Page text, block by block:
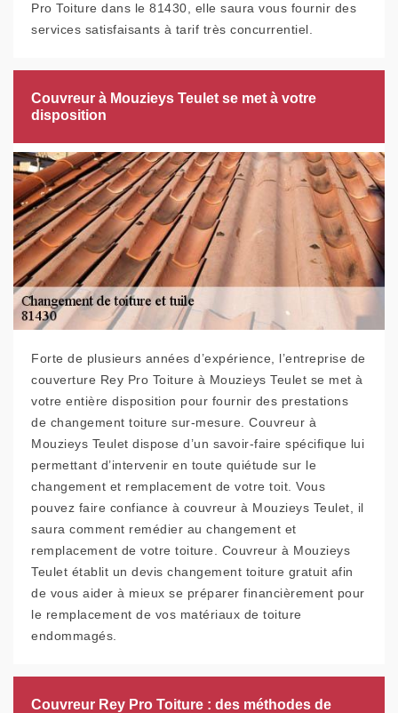
Pro Toiture dans le 81430, elle saura vous fournir des
services satisfaisants à tarif très concurrentiel.
Couvreur à Mouzieys Teulet se met à votre
disposition
Forte de plusieurs années d’expérience, l’entreprise de
couverture Rey Pro Toiture à Mouzieys Teulet se met à
votre entière disposition pour fournir des prestations
de changement toiture sur-mesure. Couvreur à
Mouzieys Teulet dispose d’un savoir-faire spécifique lui
permettant d’intervenir en toute quiétude sur le
changement et remplacement de votre toit. Vous
pouvez faire confiance à couvreur à Mouzieys Teulet, il
saura comment remédier au changement et
remplacement de votre toiture. Couvreur à Mouzieys
Teulet établit un devis changement toiture gratuit afin
de vous aider à mieux se préparer financièrement pour
le remplacement de vos matériaux de toiture
endommagés.
Couvreur Rey Pro Toiture : des méthodes de